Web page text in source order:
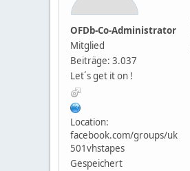
OFDb-Co-Administrator
Mitglied
Beiträge: 3.037
Let´s get it on !
Location:
facebook.com/groups/uk
501vhstapes
Gespeichert